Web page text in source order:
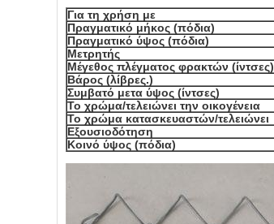
Για τη χρήση με
Πραγματικό μήκος (πόδια)
Πραγματικό ύψος (πόδια)
Μετρητής
Μέγεθος πλέγματος φρακτών (ίντσες)
Βάρος (λίβρες.)
Συμβατό μετα ύψος (ίντσες)
Το χρώμα/τελειώνει την οικογένεια
Το χρώμα κατασκευαστών/τελειώνει
Εξουσιοδότηση
Κοινό ύψος (πόδια)